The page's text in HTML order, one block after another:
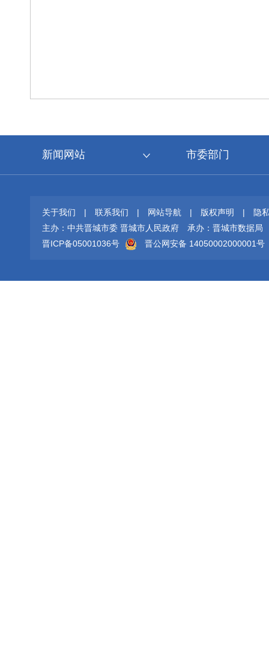
新闻网站 市委部门
关于我们 | 联系我们 | 网站导航 | 版权声明 |
隐
主办：中共晋城市委 晋城市人民政府
承办：晋城市数据局
晋ICP备05001036号
晋公网安备 14050002000001号